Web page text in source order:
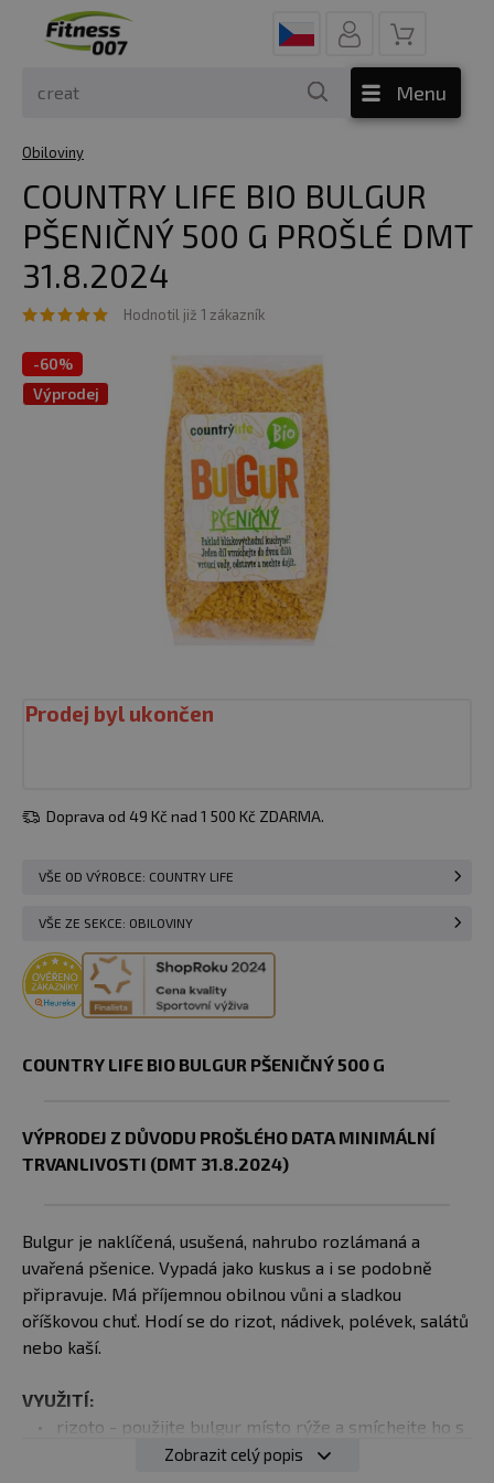
Menu
Obiloviny
COUNTRY LIFE BIO BULGUR
PŠENIČNÝ 500 G PROŠLÉ DMT
31.8.2024
Hodnotil již 1 zákazník
-60%
Výprodej
Prodej byl ukončen
Doprava od 49 Kč nad 1 500 Kč ZDARMA.
VŠE OD VÝROBCE: COUNTRY LIFE
VŠE ZE SEKCE: OBILOVINY
COUNTRY LIFE BIO BULGUR PŠENIČNÝ 500 G
VÝPRODEJ Z DŮVODU PROŠLÉHO DATA MINIMÁLNÍ
TRVANLIVOSTI (DMT 31.8.2024)
Bulgur je naklíčená, usušená, nahrubo rozlámaná a
uvařená pšenice. Vypadá jako kuskus a i se podobně
připravuje. Má příjemnou obilnou vůni a sladkou
oříškovou chuť. Hodí se do rizot, nádivek, polévek, salátů
nebo kaší.
VYUŽITÍ:
rizoto - použijte bulgur místo rýže a smíchejte ho s
oblíbenou zeleninou nebo s houbami
Zobrazit celý popis